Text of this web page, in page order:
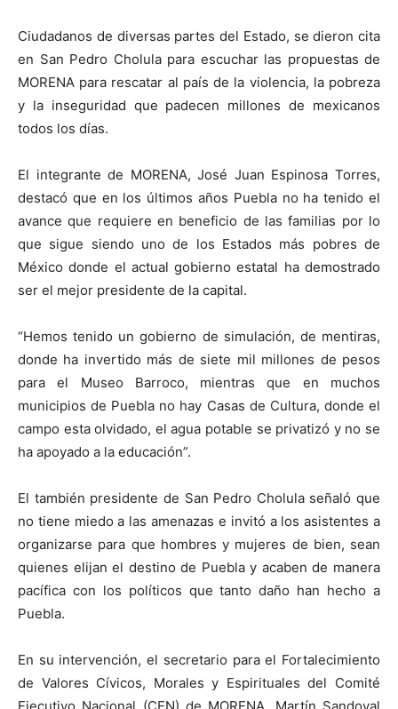
Ciudadanos de diversas partes del Estado, se dieron cita
en San Pedro Cholula para escuchar las propuestas de
MORENA para rescatar al país de la violencia, la pobreza
y la inseguridad que padecen millones de mexicanos
todos los días.
El integrante de MORENA, José Juan Espinosa Torres,
destacó que en los últimos años Puebla no ha tenido el
avance que requiere en beneficio de las familias por lo
que sigue siendo uno de los Estados más pobres de
México donde el actual gobierno estatal ha demostrado
ser el mejor presidente de la capital.
“Hemos tenido un gobierno de simulación, de mentiras,
donde ha invertido más de siete mil millones de pesos
para el Museo Barroco, mientras que en muchos
municipios de Puebla no hay Casas de Cultura, donde el
campo esta olvidado, el agua potable se privatizó y no se
ha apoyado a la educación”.
El también presidente de San Pedro Cholula señaló que
no tiene miedo a las amenazas e invitó a los asistentes a
organizarse para que hombres y mujeres de bien, sean
quienes elijan el destino de Puebla y acaben de manera
pacífica con los políticos que tanto daño han hecho a
Puebla.
En su intervención, el secretario para el Fortalecimiento
de Valores Cívicos, Morales y Espirituales del Comité